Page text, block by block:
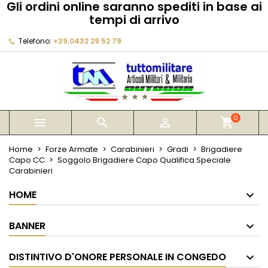
Gli ordini online saranno spediti in base ai
tempi di arrivo
Telefono: +39.0432 29 52 79
   shopping_cart0
Home Forze Armate Carabinieri Gradi
Brigadiere
Capo CC
Soggolo Brigadiere Capo Qualifica Speciale
Carabinieri
HOME
BANNER
DISTINTIVO D'ONORE PERSONALE IN CONGEDO
My wishlists
add_circle_outline Create new list
Crea lista dei desideri
Annulla Crea lista dei desideri
Devi avere effettuato l'accesso per salvare dei
prodotti nella tua lista dei desideri.
Annulla